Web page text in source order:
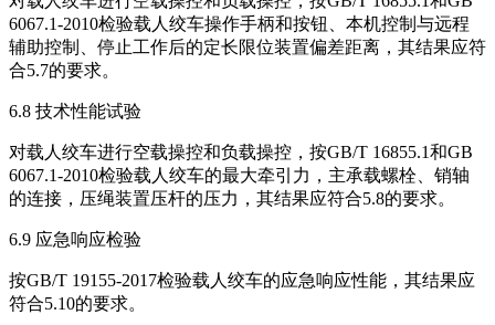
6067.1-2010检验载人绞车操作手柄和按钮、本机控制与远程
辅助控制、停止工作后的定长限位装置偏差距离，其结果应符
合5.7的要求。
6.8 技术性能试验
对载人绞车进行空载操控和负载操控，按GB/T 16855.1和GB
6067.1-2010检验载人绞车的最大牵引力，主承载螺栓、销轴
的连接，压绳装置压杆的压力，其结果应符合5.8的要求。
6.9 应急响应检验
按GB/T 19155-2017检验载人绞车的应急响应性能，其结果应
符合5.10的要求。